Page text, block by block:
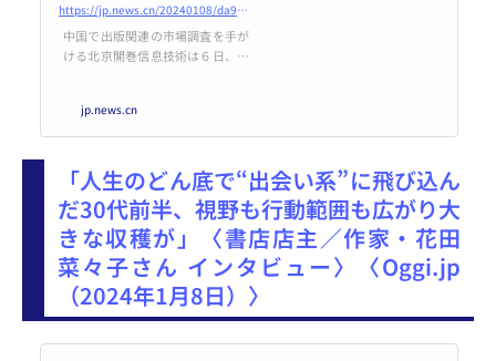
https://jp.news.cn/20240108/da9418cacb5a4a0fbe9bbeb6889972e0/c.html
中国で出版関連の市場調査を手が
ける北京開巻信息技術は６日、中
るモニタリングシステムのデータ
分析に基づき取りまとめた「２０
発表した。２３年の市場規模（定
価ベース）は前年比４・７％増の
９１２億元（１元＝約２０円）と
拡大傾向を回復した。
jp.news.cn
「人生のどん底で“出会い系”に飛び込ん
だ30代前半、視野も行動範囲も広がり大
きな収穫が」〈書店店主／作家・花田
菜々子さん インタビュー〉〈Oggi.jp
（2024年1月8日）〉